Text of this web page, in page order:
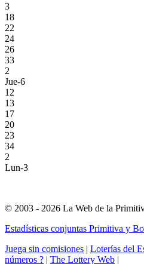
3
18
22
24
26
33
2
Jue-6
12
13
17
20
23
34
2
Lun-3
© 2003 - 2026 La Web de la
Estadísticas conjuntas Primitiva y
Juega sin comisiones | Loterías del
números ? | The Lottery Web |